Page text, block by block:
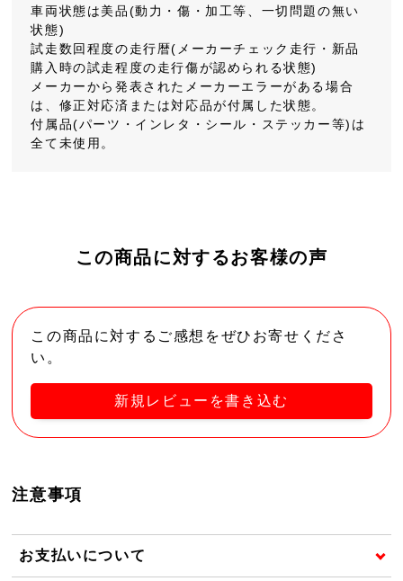
車両状態は美品(動力・傷・加工等、一切問題の無い
状態)
試走数回程度の走行暦(メーカーチェック走行・新品
購入時の試走程度の走行傷が認められる状態)
メーカーから発表されたメーカーエラーがある場合
は、修正対応済または対応品が付属した状態。
付属品(パーツ・インレタ・シール・ステッカー等)は
全て未使用。
この商品に対するお客様の声
この商品に対するご感想をぜひお寄せくださ
い。
新規レビューを書き込む
注意事項
お支払いについて